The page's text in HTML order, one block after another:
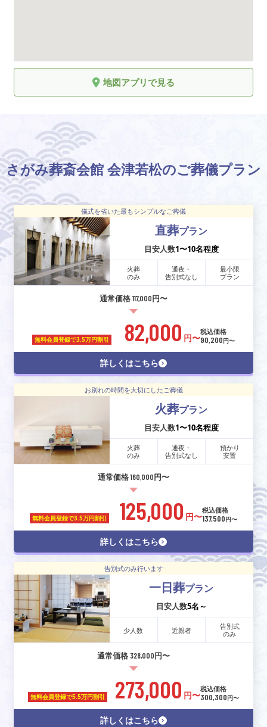
地図アプリで見る
さがみ葬斎会館 会津若松のご葬儀プラン
儀式を省いた最もシンプルなご葬儀
直葬プラン
目安人数1〜10名程度
火葬
のみ
通夜・
告別式なし
最小限
プラン
通常価格 117,000円〜
無料会員登録で3.5万円割引 82,000 円〜
税込価格
90,200円〜
詳しくはこちら
お別れの時間を大切にしたご葬儀
火葬プラン
目安人数1〜10名程度
火葬
のみ
通夜・
告別式なし
預かり
安置
通常価格 160,000円〜
無料会員登録で3.5万円割引 125,000 円〜
税込価格
137,500円〜
詳しくはこちら
告別式のみ行います
一日葬プラン
目安人数5名～
少人数 近親者
告別式
のみ
通常価格 328,000円〜
無料会員登録で5.5万円割引 273,000 円〜
税込価格
300,300円〜
詳しくはこちら